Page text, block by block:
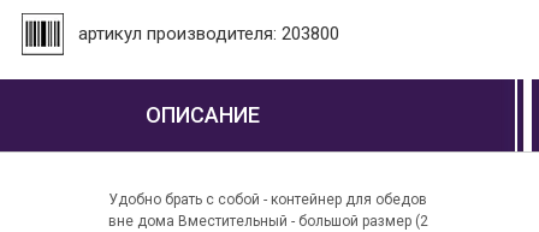
артикул производителя: 203800
ОПИСАНИЕ
Удобно брать с собой - контейнер для обедов
вне дома Вместительный - большой размер (2